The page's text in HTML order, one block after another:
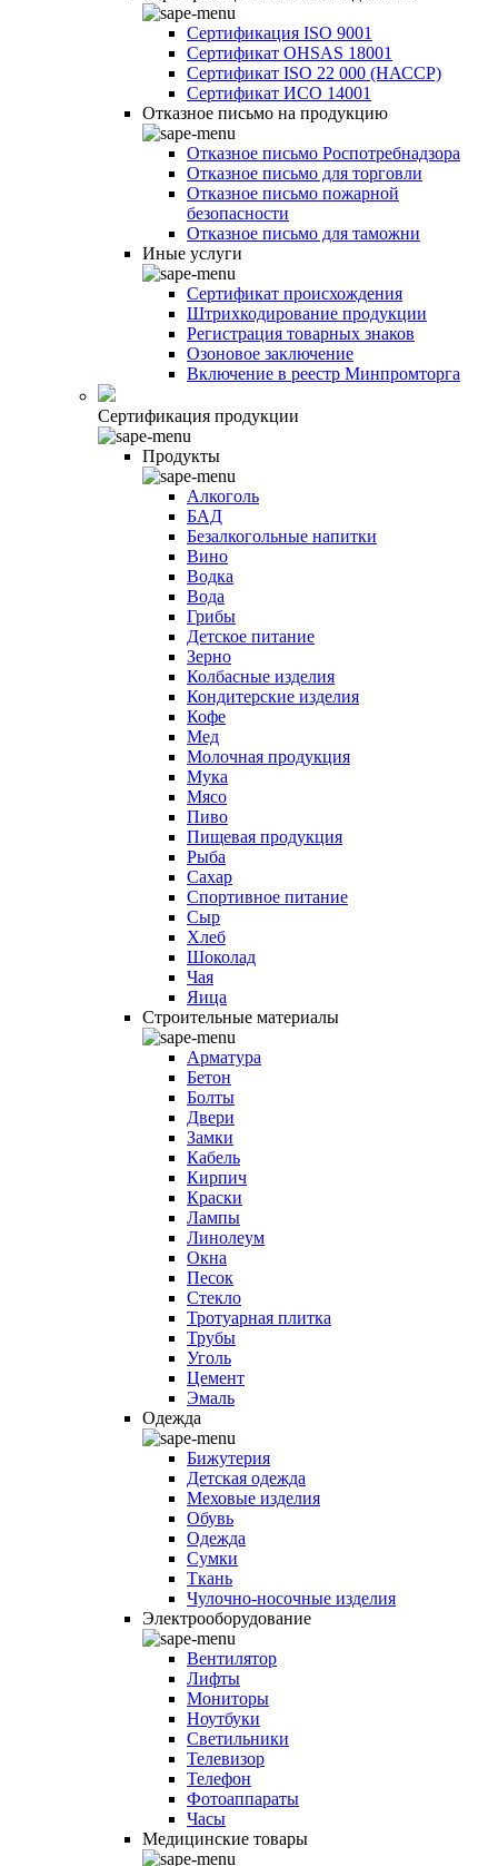
Сертификация ISO 9001
Сертификат OHSAS 18001
Сертификат ISO 22 000 (НАССР)
Сертификат ИСО 14001
Отказное письмо на продукцию
Отказное письмо Роспотребнадзора
Отказное письмо для торговли
Отказное письмо пожарной
безопасности
Отказное письмо для таможни
Иные услуги
Сертификат происхождения
Штрихкодирование продукции
Регистрация товарных знаков
Озоновое заключение
Включение в реестр Минпромторга
Сертификация продукции
Продукты
Алкоголь
БАД
Безалкогольные напитки
Вино
Водка
Вода
Грибы
Детское питание
Зерно
Колбасные изделия
Кондитерские изделия
Кофе
Мед
Молочная продукция
Мука
Мясо
Пиво
Пищевая продукция
Рыба
Сахар
Спортивное питание
Сыр
Хлеб
Шоколад
Чая
Яица
Строительные материалы
Арматура
Бетон
Болты
Двери
Замки
Кабель
Кирпич
Краски
Лампы
Линолеум
Окна
Песок
Стекло
Тротуарная плитка
Трубы
Уголь
Цемент
Эмаль
Одежда
Бижутерия
Детская одежда
Меховые изделия
Обувь
Одежда
Сумки
Ткань
Чулочно-носочные изделия
Электрооборудование
Вентилятор
Лифты
Мониторы
Ноутбуки
Светильники
Телевизор
Телефон
Фотоаппараты
Часы
Медицинские товары